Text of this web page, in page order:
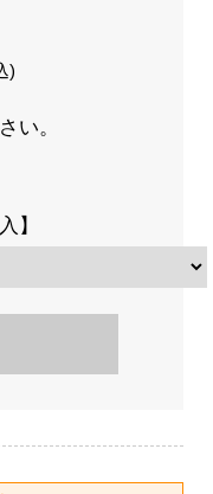
)
い。
】